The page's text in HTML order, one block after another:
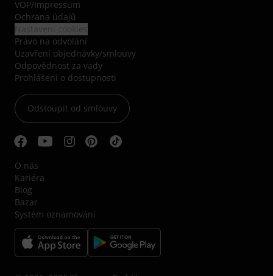
VOP/Impressum
Ochrana údajů
Právo na odvolání
Uzavření objednávky/smlouvy
Odpovědnost za vady
Prohlášení o dostupnosti
Odstoupit od smlouvy
O nás
Kariéra
Blog
Bazar
Systém oznamování